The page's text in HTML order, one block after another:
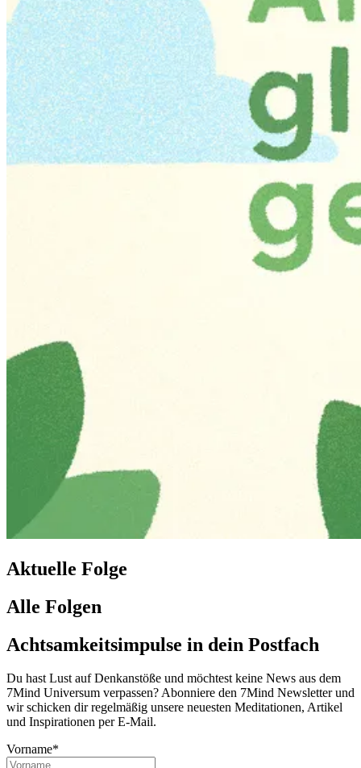
Aktuelle Folge
Alle Folgen
Achtsamkeitsimpulse in dein Postfach
Du hast Lust auf Denkanstöße und möchtest keine News aus dem
7Mind Universum verpassen? Abon­niere den 7Mind News­let­ter und
wir schicken dir regelmäßig unsere neuesten Meditationen, Artikel
und Inspirationen per E-Mail.
Vorname*